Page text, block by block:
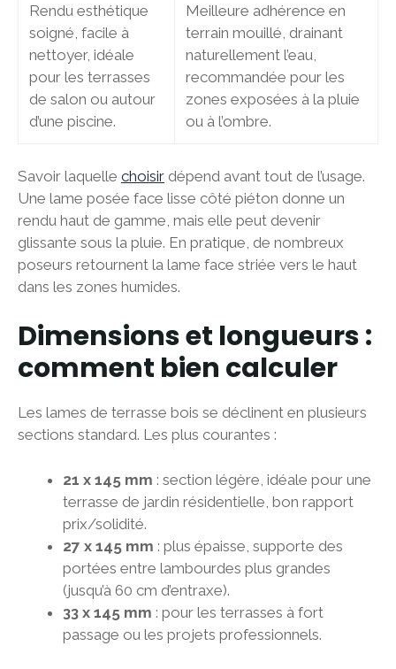
Rendu esthétique
soigné, facile à
nettoyer, idéale
pour les terrasses
de salon ou autour
d’une piscine.
Meilleure adhérence en
terrain mouillé, drainant
naturellement l’eau,
recommandée pour les
zones exposées à la pluie
ou à l’ombre.
Savoir laquelle choisir dépend avant tout de l’usage.
Une lame posée face lisse côté piéton donne un
rendu haut de gamme, mais elle peut devenir
glissante sous la pluie. En pratique, de nombreux
poseurs retournent la lame face striée vers le haut
dans les zones humides.
Dimensions et longueurs :
comment bien calculer
Les lames de terrasse bois se déclinent en plusieurs
sections standard. Les plus courantes :
21 x 145 mm : section légère, idéale pour une
terrasse de jardin résidentielle, bon rapport
prix/solidité.
27 x 145 mm : plus épaisse, supporte des
portées entre lambourdes plus grandes
(jusqu’à 60 cm d’entraxe).
33 x 145 mm : pour les terrasses à fort
passage ou les projets professionnels.